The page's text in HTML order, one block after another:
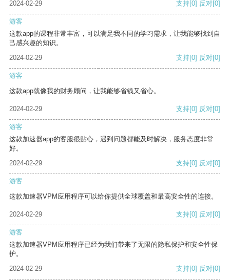
2024-02-29 支持[0] 反对[0]
游客
这款app的课程非常丰富，可以满足我不同的学习需求，让我能够找到自
己感兴趣的知识。
2024-02-29
支持[0] 反对[0]
游客
这款app就像我的财务顾问，让我能够省钱又省心。
2024-02-29 支持[0] 反对[0]
游客
这款加速器app的客服很贴心，遇到问题都能及时解决，服务态度非常
好。
2024-02-29
支持[0] 反对[0]
游客
这款加速器VPM应用程序可以给你提供全球覆盖和最高安全性的连接。
2024-02-29 支持[0] 反对[0]
游客
这款加速器VPM应用程序已经为我们带来了无限的隐私保护和安全性保
护。
2024-02-29
支持[0] 反对[0]